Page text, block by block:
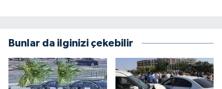
Bunlar da ilginizi çekebilir